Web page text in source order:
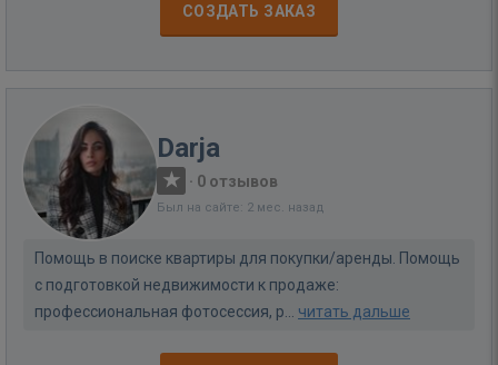
СОЗДАТЬ ЗАКАЗ
Darja
· 0 отзывов
Был на сайте: 2 мес. назад
Помощь в поиске квартиры для покупки/аренды. Помощь
с подготовкой недвижимости к продаже:
профессиональная фотосессия, р... читать дальше